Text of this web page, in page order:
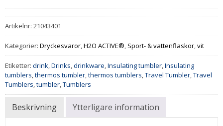
Artikelnr: 21043401
Kategorier: Dryckesvaror,H2O ACTIVE®, Sport- & vattenflaskor,vit
Etiketter: drink,Drinks,drinkware,Insulating tumbler,Insulating
tumblers,thermos tumbler,thermos tumblers,Travel Tumbler,Travel
Tumblers,tumbler,Tumblers
Beskrivning Ytterligare information